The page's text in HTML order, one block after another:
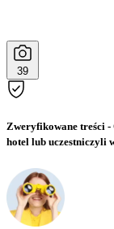
39
Zweryfikowane treści -
hotel lub uczestniczyli